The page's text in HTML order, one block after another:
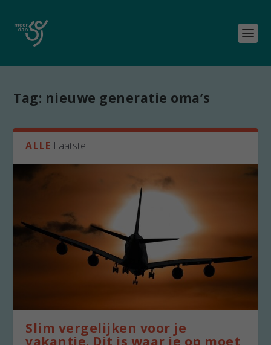
Tag: nieuwe generatie oma’s
ALLE Laatste
Slim vergelijken voor je
vakantie. Dit is waar je op moet